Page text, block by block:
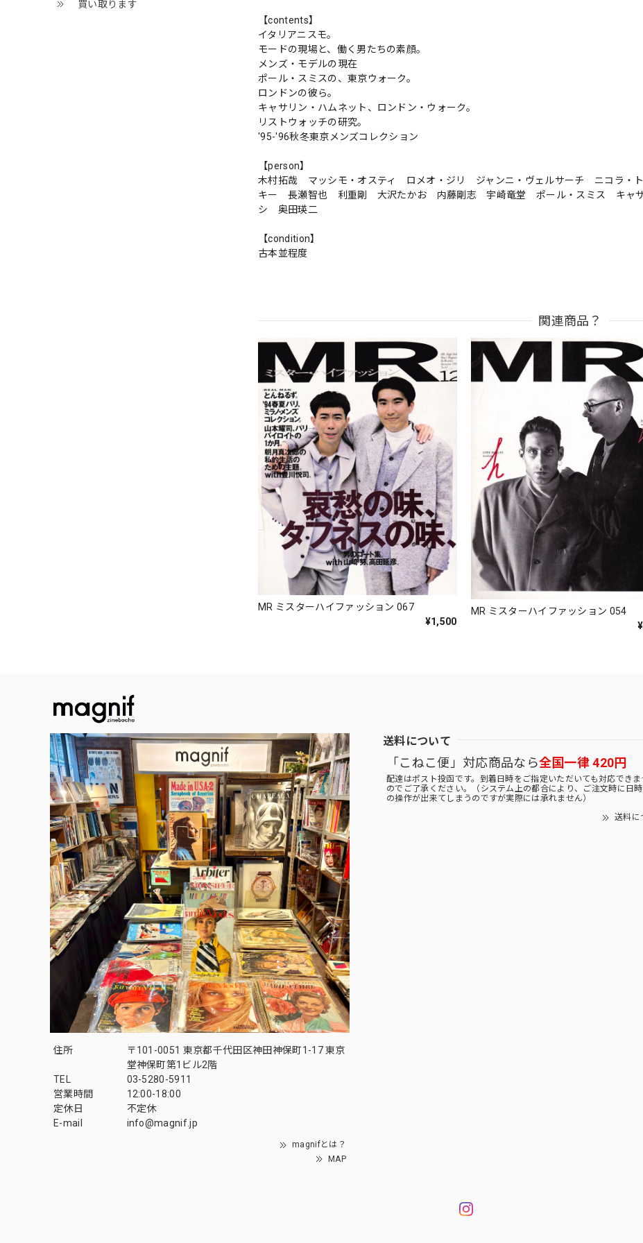
買い取ります
【contents】
イタリアニスモ。
モードの現場と、働く男たちの素顔。
メンズ・モデルの現在
ポール・スミスの、東京ウォーク。
ロンドンの彼ら。
キャサリン・ハムネット、ロンドン・ウォーク。
リストウォッチの研究。
'95-'96秋冬東京メンズコレクション
【person】
木村拓哉 マッシモ・オスティ ロメオ・ジリ ジャンニ・ヴェルサーチ ニコラ・
キー 長瀬智也 利重剛 大沢たかお 内藤剛志 宇崎竜堂 ポール・スミス キャ
シ 奥田瑛二
【condition】
古本並程度
関連商品？
MR ミスターハイファッション 067
¥1,500
MR ミスターハイファッション 054
住所
〒101-0051 東京都千代田区神田神保町1-17 東京
堂神保町第1ビル2階
TEL
03-5280-5911
営業時間
12:00-18:00
定休日
不定休
E-mail
info@magnif.jp
magnifとは？
MAP
送料について
「こねこ便」対応商品なら全国一律 420円
配達はポスト投函です。到着日時をご指定いただいても対応できま
のでご了承ください。（システム上の都合により、ご注文時に日
の操作が出来てしまうのですが実際には承れません）
送料に